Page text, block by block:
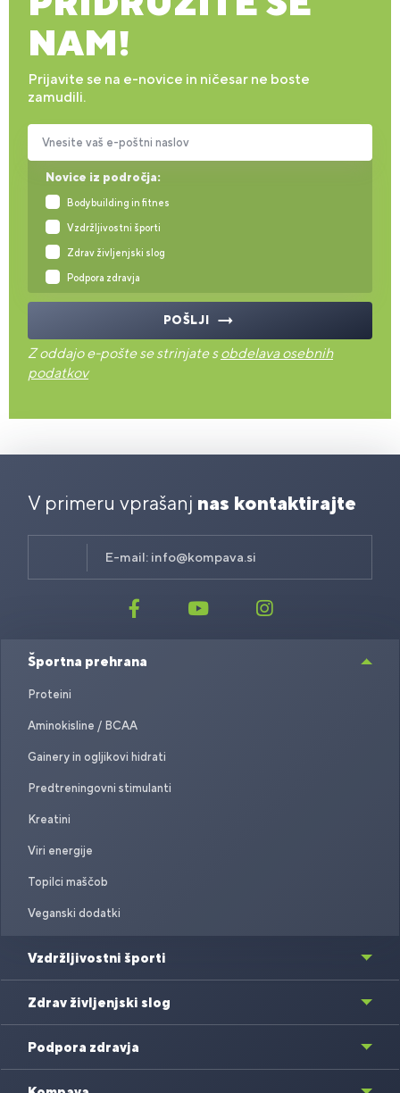
NAM!
Prijavite se na e-novice in ničesar ne boste
zamudili.
Novice iz področja:
Bodybuilding in fitnes
Vzdržljivostni športi
Zdrav življenjski slog
Podpora zdravja
Vnesite vaš e-poštni naslov
POŠLJI
Z oddajo e-pošte se strinjate sobdelava osebnih
podatkov
V primeru vprašanj nas kontaktirajte
E-mail: info@kompava.si
Športna prehrana
Proteini
Aminokisline / BCAA
Gainery in ogljikovi hidrati
Predtreningovni stimulanti
Kreatini
Viri energije
Topilci maščob
Veganski dodatki
Vzdržljivostni športi
Zdrav življenjski slog
Podpora zdravja